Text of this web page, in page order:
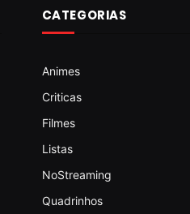
CATEGORIAS
Animes
Criticas
Filmes
Listas
NoStreaming
Quadrinhos